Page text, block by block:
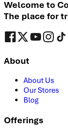
Welcome to
The place for
About
About Us
Our Stores
Blog
Offerings